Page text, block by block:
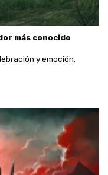
más conocido
y emoción.